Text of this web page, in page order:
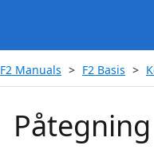
F2 Manuals F2 Basis
Påtegning